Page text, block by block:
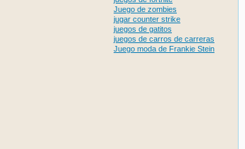
Juego de zombies
jugar counter strike
juegos de gatitos
juegos de carros de carreras
Juego moda de Frankie Stein